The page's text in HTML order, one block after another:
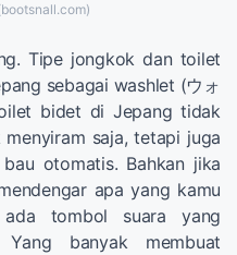
Tipe jongkok dan toilet
sebagai washlet (ウォ
bidet di Jepang tidak
saja, tetapi juga
otomatis. Bahkan jika
apa yang kamu
tombol suara yang
Yang banyak membuat